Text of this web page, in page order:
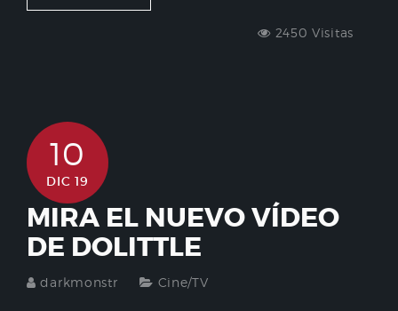
2450 Visitas
10
DIC 19
MIRA EL NUEVO VÍDEO
DE DOLITTLE
darkmonstr Cine/TV